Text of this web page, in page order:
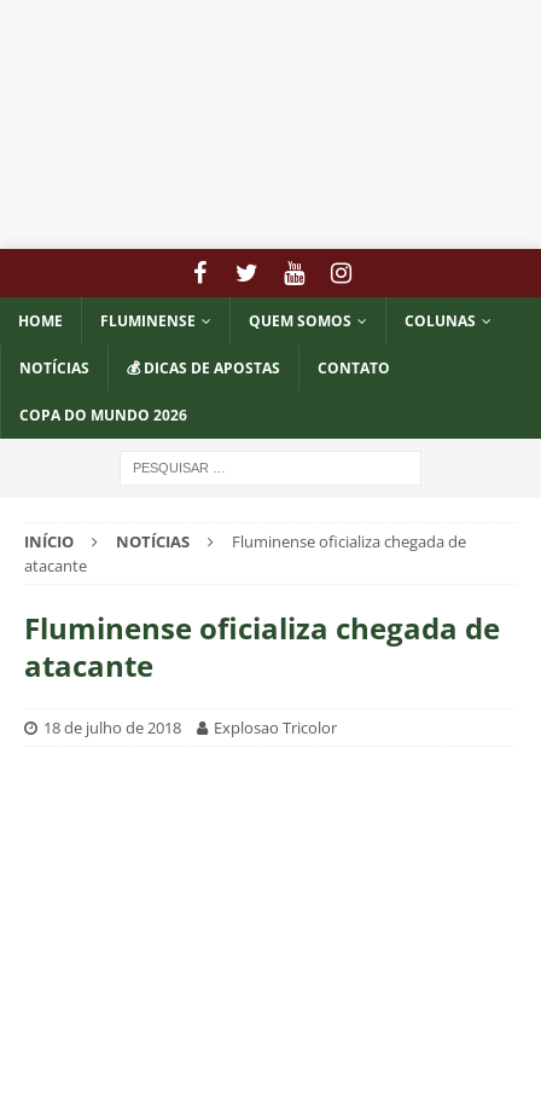
HOME FLUMINENSE QUEM SOMOS COLUNAS
NOTÍCIAS 💰 DICAS DE APOSTAS CONTATO
COPA DO MUNDO 2026
INÍCIO NOTÍCIAS
Fluminense oficializa chegada de
atacante
Fluminense oficializa chegada de
atacante
18 de julho de 2018 Explosao Tricolor